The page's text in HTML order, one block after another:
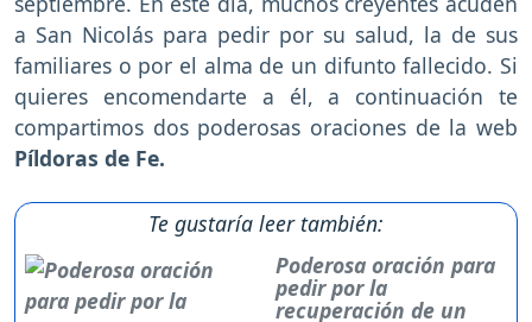
a San Nicolás para pedir por su salud, la de sus
familiares o por el alma de un difunto fallecido. Si
quieres encomendarte a él, a continuación te
compartimos dos poderosas oraciones de la web
Píldoras de Fe.
Te gustaría leer también:
Poderosa oración para
pedir por la
recuperación de un